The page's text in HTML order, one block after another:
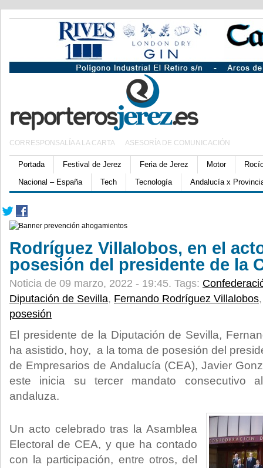
CORRESPONSALÍA A LA CARTA ASESORÍA DE COMUNICACIÓN
Portada Festival de Jerez Feria de Jerez Motor
Nacional – España
Tech Tecnología Andalucía x
Rodríguez Villalobos, en el
posesión del presidente de la
Noticia de 09 marzo, 2022 - 19:45. Tags:
Diputación de Sevilla, Fernando Rodríguez Villalobos
posesión
El presidente de la Diputación de Sevilla,
ha asistido, hoy, a la toma de posesión del
de Empresarios de Andalucía (CEA), Javier
este inicia su tercer mandato consecutivo
andaluza.
Un acto celebrado tras la Asamblea
Electoral de CEA, y que ha contado
con la participación, entre otros, del